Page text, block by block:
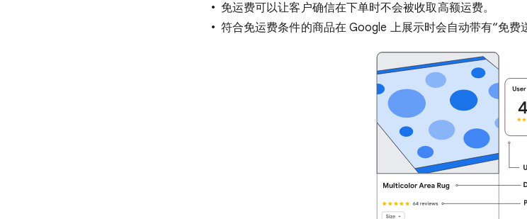
免运费可以让客户确信在下单时不会被收取高额运费。
符合免运费条件的商品在 Google 上展示时会自动带有“免费